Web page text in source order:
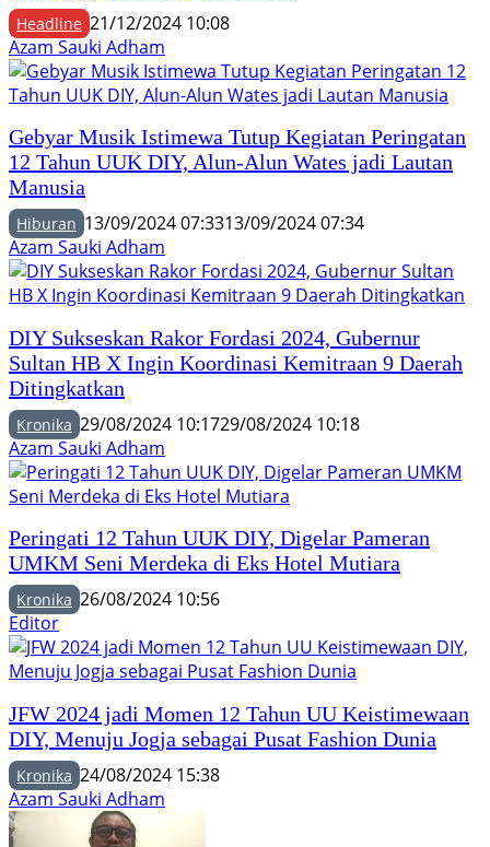
Headline 21/12/2024 10:08
Azam Sauki Adham
Gebyar Musik Istimewa Tutup Kegiatan Peringatan
12 Tahun UUK DIY, Alun-Alun Wates jadi Lautan
Manusia
Hiburan 13/09/2024 07:3313/09/2024 07:34
Azam Sauki Adham
DIY Sukseskan Rakor Fordasi 2024, Gubernur
Sultan HB X Ingin Koordinasi Kemitraan 9 Daerah
Ditingkatkan
Kronika 29/08/2024 10:1729/08/2024 10:18
Azam Sauki Adham
Peringati 12 Tahun UUK DIY, Digelar Pameran
UMKM Seni Merdeka di Eks Hotel Mutiara
Kronika 26/08/2024 10:56
Editor
JFW 2024 jadi Momen 12 Tahun UU Keistimewaan
DIY, Menuju Jogja sebagai Pusat Fashion Dunia
Kronika 24/08/2024 15:38
Azam Sauki Adham